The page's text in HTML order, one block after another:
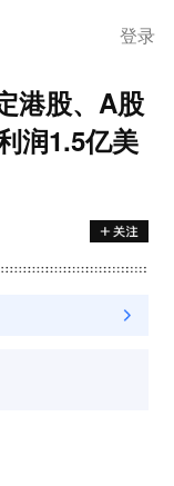
登录
港股、A股
润1.5亿美